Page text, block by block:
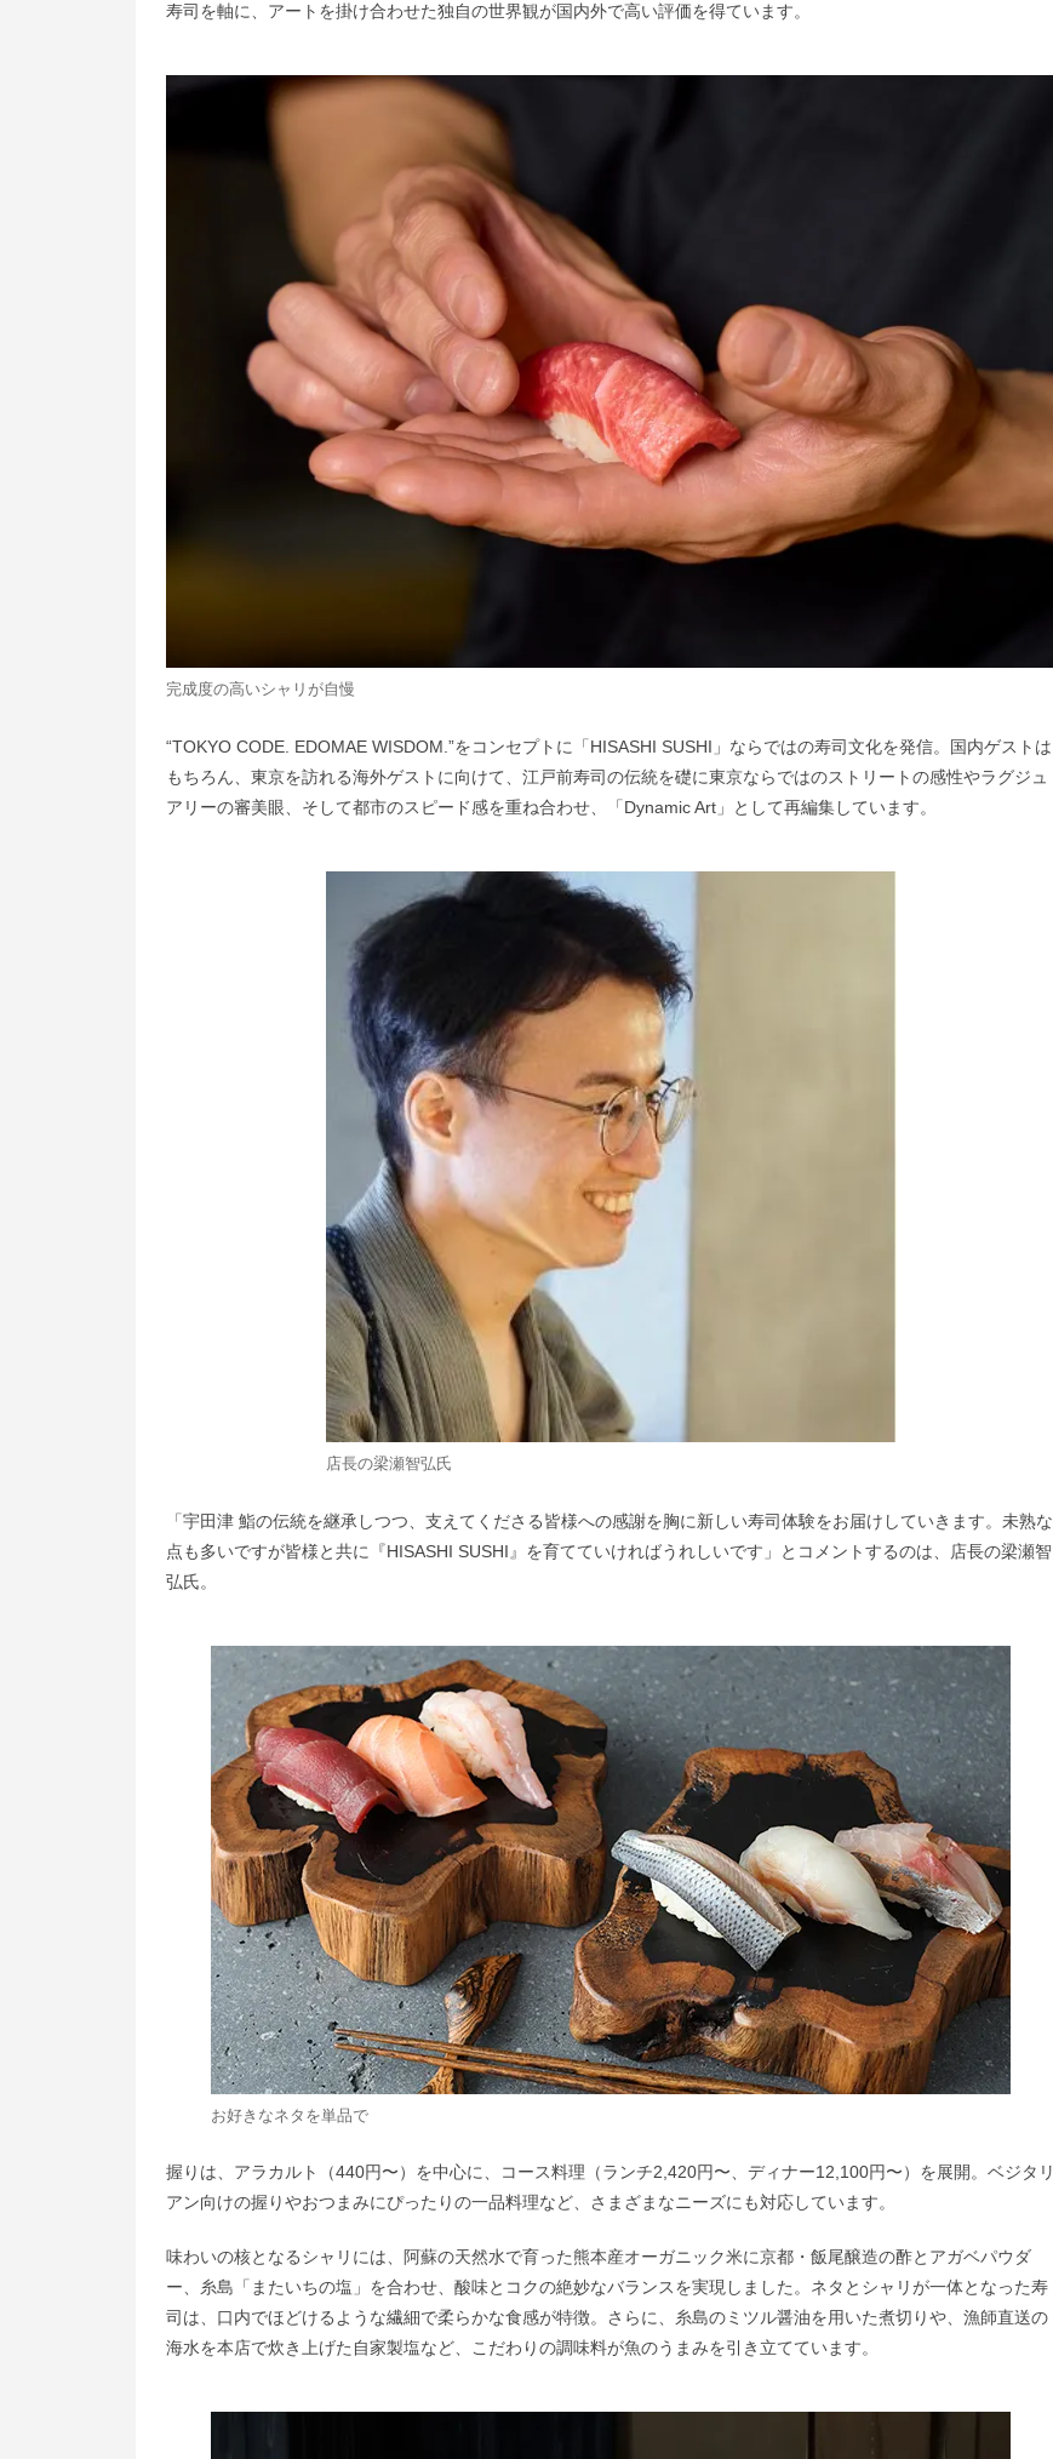
寿司を軸に、アートを掛け合わせた独自の世界観が国内外で高い評価を得ています。
完成度の高いシャリが自慢
“TOKYO CODE. EDOMAE WISDOM.”をコンセプトに「HISASHI SUSHI」ならではの寿司文化を発信。国内ゲストは
もちろん、東京を訪れる海外ゲストに向けて、江戸前寿司の伝統を礎に東京ならではのストリートの感性やラグジュ
アリーの審美眼、そして都市のスピード感を重ね合わせ、「Dynamic Art」として再編集しています。
店長の梁瀬智弘氏
「宇田津 鮨の伝統を継承しつつ、支えてくださる皆様への感謝を胸に新しい寿司体験をお届けしていきます。未熟な
点も多いですが皆様と共に『HISASHI SUSHI』を育てていければうれしいです」とコメントするのは、店長の梁瀬智
弘氏。
お好きなネタを単品で
握りは、アラカルト（440円〜）を中心に、コース料理（ランチ2,420円〜、ディナー12,100円〜）を展開。ベジタリ
アン向けの握りやおつまみにぴったりの一品料理など、さまざまなニーズにも対応しています。
味わいの核となるシャリには、阿蘇の天然水で育った熊本産オーガニック米に京都・飯尾醸造の酢とアガベパウダ
ー、糸島「またいちの塩」を合わせ、酸味とコクの絶妙なバランスを実現しました。ネタとシャリが一体となった寿
司は、口内でほどけるような繊細で柔らかな食感が特徴。さらに、糸島のミツル醤油を用いた煮切りや、漁師直送の
海水を本店で炊き上げた自家製塩など、こだわりの調味料が魚のうまみを引き立てています。